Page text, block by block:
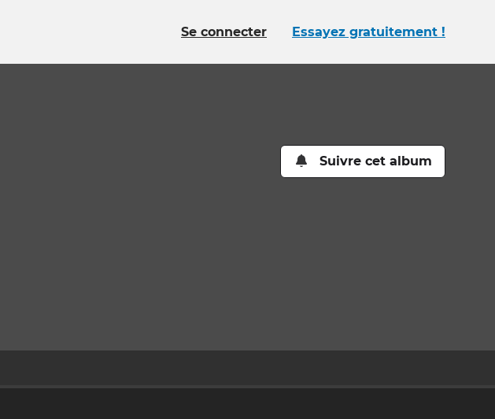
Se connecter Essayez gratuitement !
Suivre cet album